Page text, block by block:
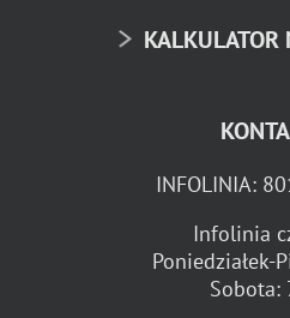
KALKULATOR
INFOLINIA:
Infolinia
Poniedziałek-
Sobota: